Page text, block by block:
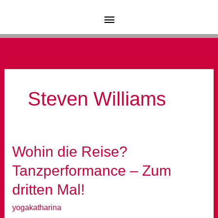
Hauptmenü
Steven Williams
Wohin die Reise?
Tanzperformance – Zum
dritten Mal!
yogakatharina